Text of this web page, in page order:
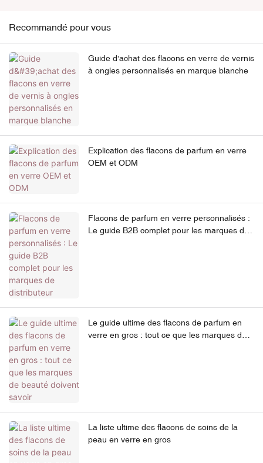
Recommandé pour vous
Guide d'achat des flacons en verre de vernis
à ongles personnalisés en marque blanche
Explication des flacons de parfum en verre
OEM et ODM
Flacons de parfum en verre personnalisés :
Le guide B2B complet pour les marques de
Le guide ultime des flacons de parfum en
verre en gros : tout ce que les marques de
La liste ultime des flacons de soins de la
peau en verre en gros